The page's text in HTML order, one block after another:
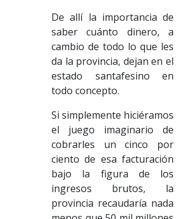
De allí la importancia de
saber cuánto dinero, a
cambio de todo lo que les
da la provincia, dejan en el
estado santafesino en
todo concepto.
Si simplemente hiciéramos
el juego imaginario de
cobrarles un cinco por
ciento de esa facturación
bajo la figura de los
ingresos brutos, la
provincia recaudaría nada